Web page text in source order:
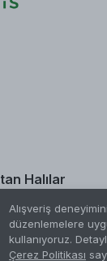
Alışveriş
düzenlemelere
kullanıyoruz.
Çerez Politikası
Halılar